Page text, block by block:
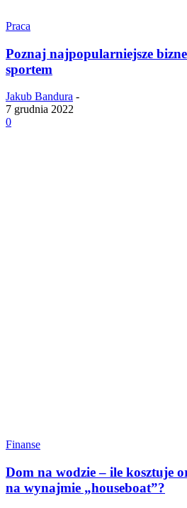
Praca
Poznaj najpopularniejsze
sportem
Jakub Bandura -
7 grudnia 2022
0
Finanse
Dom na wodzie – ile kosztuje
na wynajmie „houseboat”?